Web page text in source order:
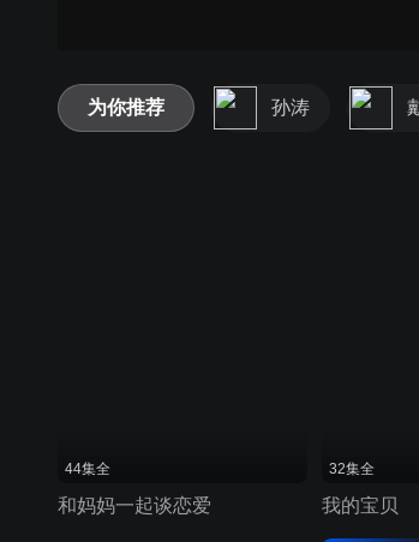
为你推荐 孙涛
44集全
和妈妈一起谈恋爱
32集全
我的宝贝